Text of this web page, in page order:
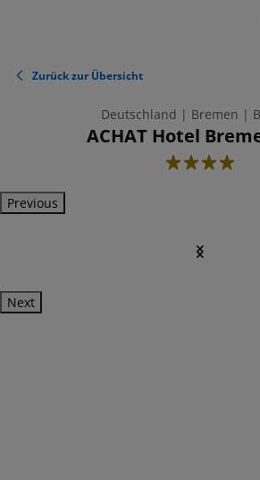
Zurück zur Übersicht
Deutschland | Bremen |
ACHAT Hotel
4
Previous
Next